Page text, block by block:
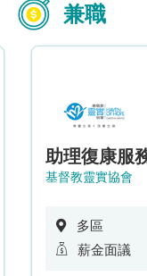
兼職
基督教靈實協會
多區
薪金面議